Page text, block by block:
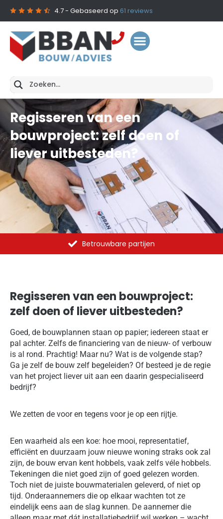
4.7- Gebaseerd op 61 reviews
Regisseren van een
bouwproject: zelf doen of
liever uitbesteden?
Al meer dan 1375
Regisseren van een bouwproject:
zelf doen of liever uitbesteden?
Goed, de bouwplannen staan op papier; iedereen staat er
pal achter. Zelfs de financiering van de nieuw- of verbouw
is al rond. Prachtig! Maar nu? Wat is de volgende stap?
Ga je zelf de bouw zelf begeleiden? Of besteed je de regie
van het project liever uit aan een daarin gespecialiseerd
bedrijf?
We zetten de voor en tegens voor je op een rijtje.
Een waarheid als een koe: hoe mooi, representatief,
efficiënt en duurzaam jouw nieuwe woning straks ook zal
zijn, de bouw ervan kent hobbels, vaak zelfs véle hobbels.
Tekeningen die niet goed zijn of goed gelezen worden.
Toch niet de juiste bouwmaterialen geleverd, of niet op
tijd. Onderaannemers die op elkaar wachten tot ze
eindelijk eens aan de slag kunnen. De aannemer die